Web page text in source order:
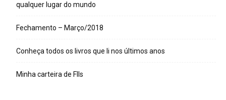
qualquer lugar do mundo
Fechamento – Março/2018
Conheça todos os livros que li nos últimos anos
Minha carteira de FIIs